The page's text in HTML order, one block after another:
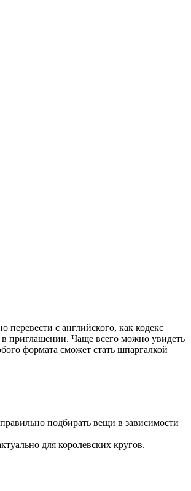
с английского, как кодекс
приглашении. Чаще всего можно увидеть
формата сможет стать шпаргалкой
подбирать вещи в зависимости
для королевских кругов.